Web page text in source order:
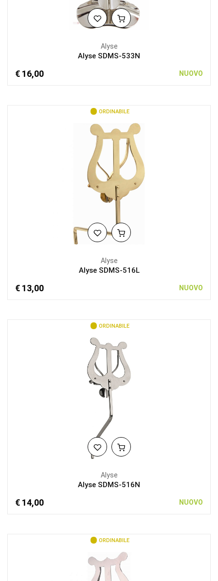
Alyse
Alyse SDMS-533N
€ 16,00 NUOVO
ORDINABILE
Alyse
Alyse SDMS-516L
€ 13,00 NUOVO
ORDINABILE
Alyse
Alyse SDMS-516N
€ 14,00 NUOVO
ORDINABILE